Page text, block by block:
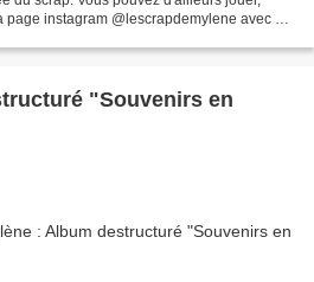
instagram @lescrapdemylene avec un
"Souvenirs en